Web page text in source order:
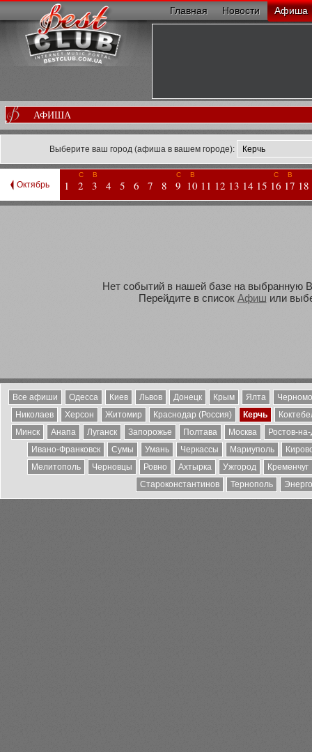
Главная Новости Афиша
АФИША
Выберите ваш город (афиша в вашем городе):
Октябрь 1
С
2
В
3 4 5 6 7 8
С
9
В
10 11 12 13 14 15
С
16
В
17 18
Нет событий в нашей базе на выбранную
Перейдите в список Афиш или
Все афиши Одесса Киев Львов Донецк Крым Ялта
Николаев
Херсон Житомир Краснодар (Россия) Керчь
Минск
Анапа Луганск Запорожье Полтава Москва
Ростов-
Ивано-Франковск
Сумы Умань Черкассы Мариуполь
Мелитополь
Черновцы Ровно Ахтырка Ужгород
Кременчуг
Староконстантинов
Тернополь